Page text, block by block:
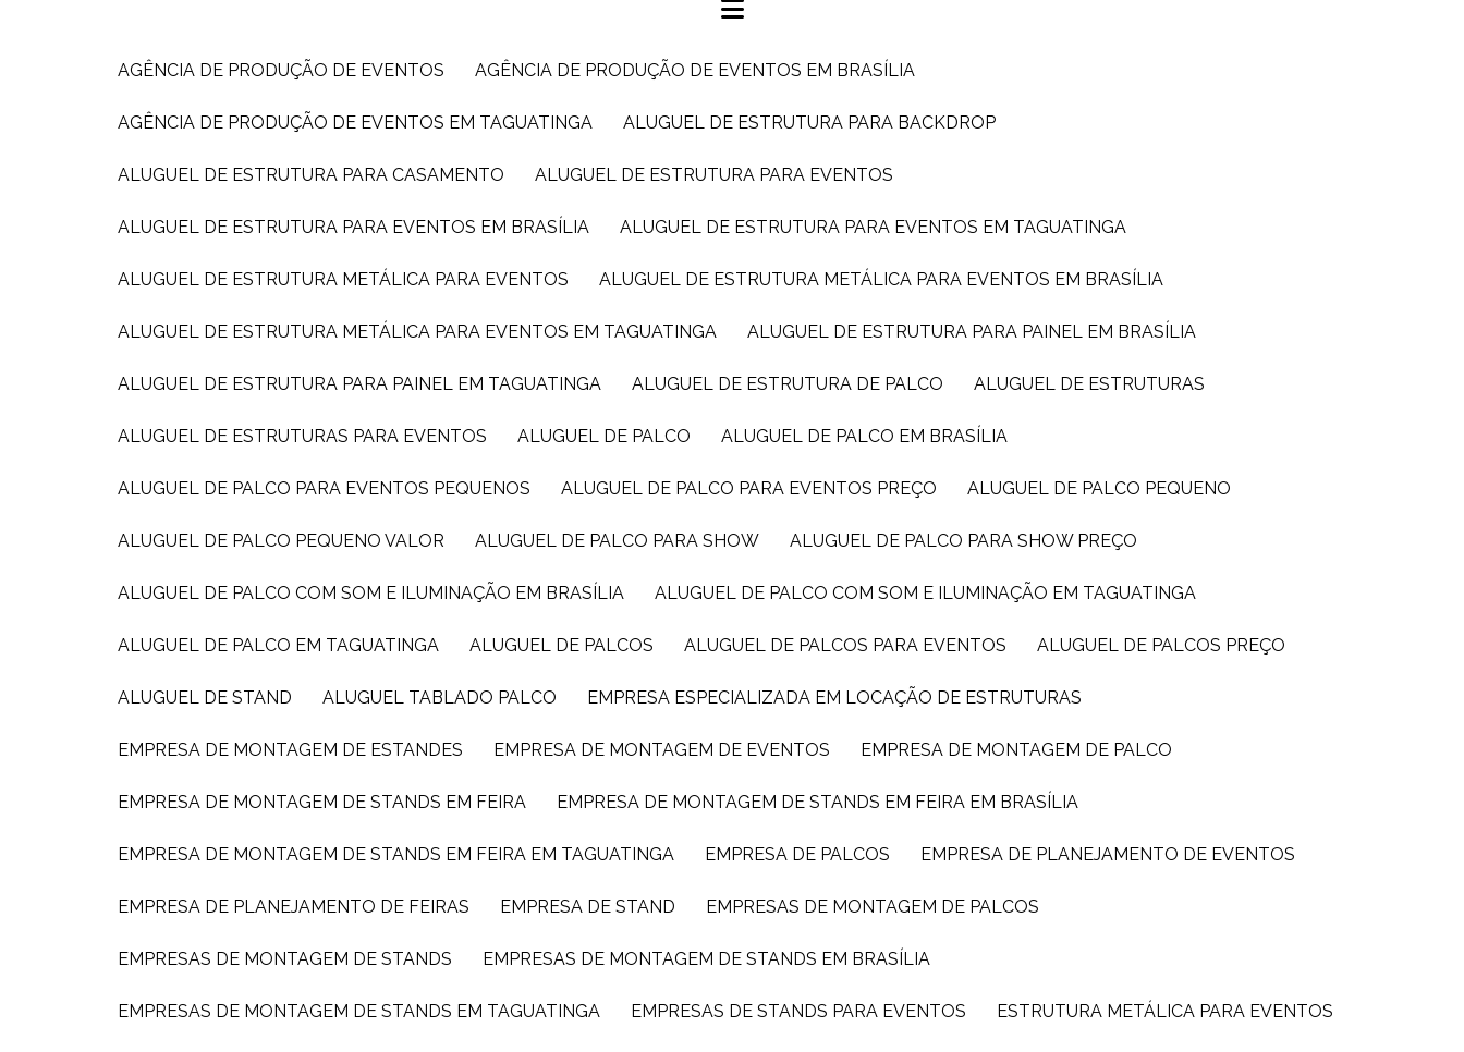
AGÊNCIA DE PRODUÇÃO DE EVENTOS AGÊNCIA DE PRODUÇÃO DE EVENTOS EM BRASÍLIA
AGÊNCIA DE PRODUÇÃO DE EVENTOS EM TAGUATINGA ALUGUEL DE ESTRUTURA PARA BACKDROP
ALUGUEL DE ESTRUTURA PARA CASAMENTO ALUGUEL DE ESTRUTURA PARA EVENTOS
ALUGUEL DE ESTRUTURA PARA EVENTOS EM BRASÍLIA ALUGUEL DE ESTRUTURA PARA EVENTOS EM TAGUATINGA
ALUGUEL DE ESTRUTURA METÁLICA PARA EVENTOS ALUGUEL DE ESTRUTURA METÁLICA PARA EVENTOS EM BRASÍLIA
ALUGUEL DE ESTRUTURA METÁLICA PARA EVENTOS EM TAGUATINGA ALUGUEL DE ESTRUTURA PARA PAINEL EM BRASÍLIA
ALUGUEL DE ESTRUTURA PARA PAINEL EM TAGUATINGA ALUGUEL DE ESTRUTURA DE PALCO ALUGUEL DE ESTRUTURAS
ALUGUEL DE ESTRUTURAS PARA EVENTOS ALUGUEL DE PALCO ALUGUEL DE PALCO EM BRASÍLIA
ALUGUEL DE PALCO PARA EVENTOS PEQUENOS ALUGUEL DE PALCO PARA EVENTOS PREÇO ALUGUEL DE PALCO PEQUENO
ALUGUEL DE PALCO PEQUENO VALOR ALUGUEL DE PALCO PARA SHOW ALUGUEL DE PALCO PARA SHOW PREÇO
ALUGUEL DE PALCO COM SOM E ILUMINAÇÃO EM BRASÍLIA ALUGUEL DE PALCO COM SOM E ILUMINAÇÃO EM TAGUATINGA
ALUGUEL DE PALCO EM TAGUATINGA ALUGUEL DE PALCOS ALUGUEL DE PALCOS PARA EVENTOS ALUGUEL DE PALCOS PREÇO
ALUGUEL DE STAND ALUGUEL TABLADO PALCO EMPRESA ESPECIALIZADA EM LOCAÇÃO DE ESTRUTURAS
EMPRESA DE MONTAGEM DE ESTANDES EMPRESA DE MONTAGEM DE EVENTOS EMPRESA DE MONTAGEM DE PALCO
EMPRESA DE MONTAGEM DE STANDS EM FEIRA EMPRESA DE MONTAGEM DE STANDS EM FEIRA EM BRASÍLIA
EMPRESA DE MONTAGEM DE STANDS EM FEIRA EM TAGUATINGA EMPRESA DE PALCOS EMPRESA DE PLANEJAMENTO DE EVENTOS
EMPRESA DE PLANEJAMENTO DE FEIRAS EMPRESA DE STAND EMPRESAS DE MONTAGEM DE PALCOS
EMPRESAS DE MONTAGEM DE STANDS EMPRESAS DE MONTAGEM DE STANDS EM BRASÍLIA
EMPRESAS DE MONTAGEM DE STANDS EM TAGUATINGA EMPRESAS DE STANDS PARA EVENTOS ESTRUTURA METÁLICA PARA EVENTOS